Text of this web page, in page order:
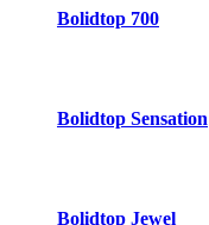
Bolidtop 700
Bolidtop Sensation
Bolidtop Jewel